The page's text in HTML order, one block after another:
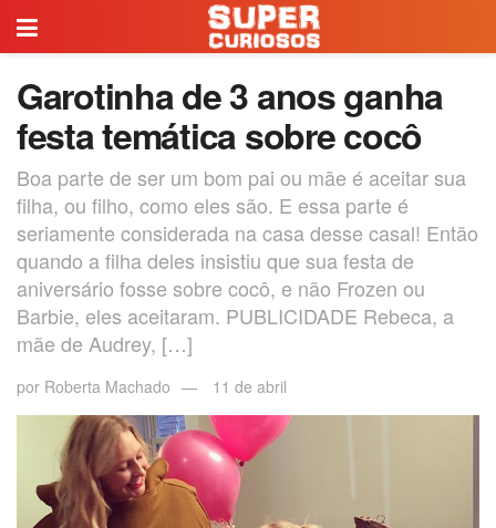
Garotinha de 3 anos ganha
festa temática sobre cocô
Boa parte de ser um bom pai ou mãe é aceitar sua
filha, ou filho, como eles são. E essa parte é
seriamente considerada na casa desse casal! Então
quando a filha deles insistiu que sua festa de
aniversário fosse sobre cocô, e não Frozen ou
Barbie, eles aceitaram. PUBLICIDADE Rebeca, a
mãe de Audrey, […]
por Roberta Machado 11 de abril